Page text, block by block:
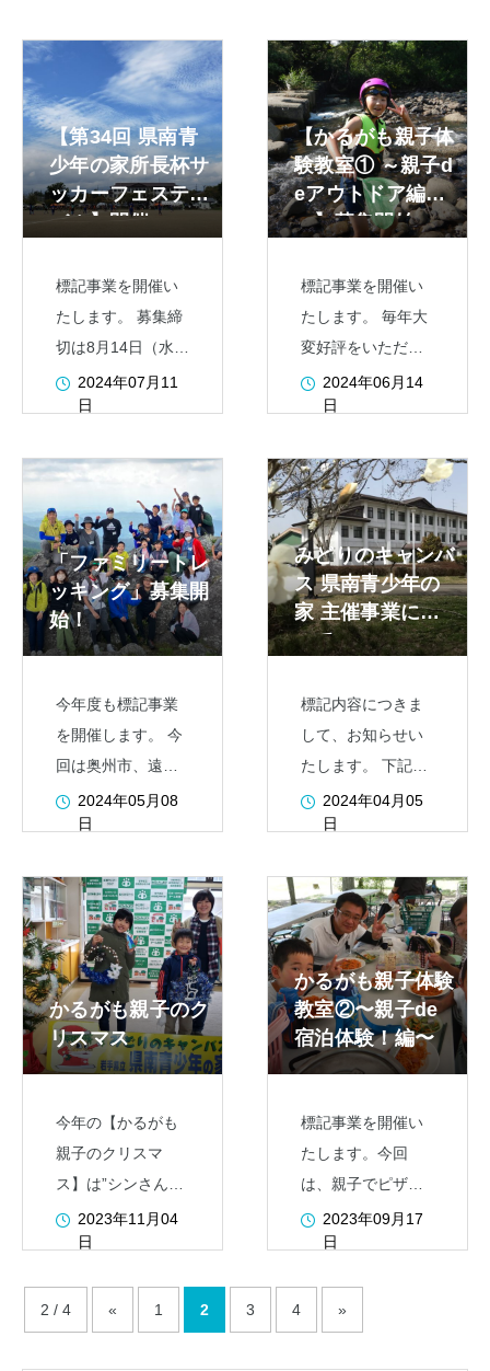
す。 今年度も親子
で「クリスマスキ
ャンドルづくり」
を行います。輪切
りの木の上に、ろ
うそくや木の実
か？
【第34回 県南青
少年の家所長杯サ
ッカーフェスティ
バル】開催…
標記事業を開催い
たします。 募集締
切は8月14日（水）
の正午までです。
詳細につきまして
確認ください。
2024年07月11
日
【かるがも親子体
験教室① ～親子d
eアウトドア編
～】募集開始…
標記事業を開催い
たします。 毎年大
変好評をいただい
ております事業で
すが、今回は人気
子で防災アウトド
アクッキングをテ
ーマにいつもとは
違った『カレーラ
イスづくり』を行
います。複数家
2024年06月14
日
「ファミリートレ
ッキング」募集開
始！
今年度も標記事業
を開催します。 今
回は奥州市、遠野
市、住田町の境に
ある物見山をトレ
天気が良ければ山
頂からの眺望は素
晴らしく、家族で
歩くにはちょうど
よい難易度の山で
す。また今回登
2024年05月08
日
みどりのキャンバ
ス 県南青少年の
家 主催事業につ
いて
標記内容につきま
して、お知らせい
たします。 下記の
リンクをご覧くだ
さい。なお、感染
よって中止や時期
の変更等になる場
合もございますの
で、予めご了承く
ださい。
2024年04月05
日
かるがも親子のク
リスマス
今年の【かるがも
親子のクリスマ
ス】は”シンさんか
らの挑戦状”と題し
て、【なぞ解きチ
意しております。
なぞ解きが苦手で
2023年11月04
日
かるがも親子体験
教室②〜親子de
宿泊体験！編〜
標記事業を開催い
たします。今回
は、親子でピザを
作ったり、野外で
木の実を拾って創
ます。 詳しくは下
記のボタンをクリ
2023年09月17
日
2 / 4 « 1 2 3 4 »